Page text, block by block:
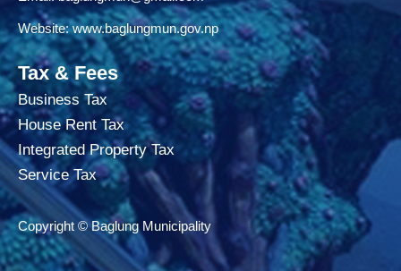
Website:www.baglungmun.gov.np
Tax & Fees
Business Tax
House Rent Tax
Integrated Property Tax
Service Tax
Copyright © Baglung Municipality